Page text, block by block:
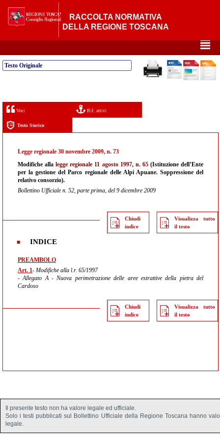
RACCOLTA NORMATIVA
DELLA REGIONE TOSCANA
²
Testo Originale
Voci Rif. attivi
Testo Storico
Legge regionale 30 novembre 2009, n. 73
Modifiche allalegge regionale 11 agosto 1997, n. 65(Istituzione dell’Ente
per la gestione del Parco regionale delle Alpi Apuane. Soppressione del
relativo consorzio).
Bollettino Ufficiale n. 52, parte prima, del 9 dicembre 2009
Chiudi
indice
Visualizza tutto
il testo
INDICE
PREAMBOLO
Art. 1- Modifiche alla l.r. 65/1997
- Allegato A - Nuova perimetrazione delle aree estrattive della pietra del
Cardoso
Chiudi
indice
Visualizza tutto
il testo
Il presente testo non ha valore legale ed ufficiale.
Solo i testi pubblicati sul Bollettino Ufficiale della Regione Toscana hanno
legale.